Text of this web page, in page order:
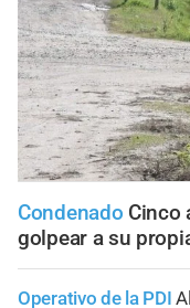
Condenado Cinco
golpear a su
Operativo de la PDI